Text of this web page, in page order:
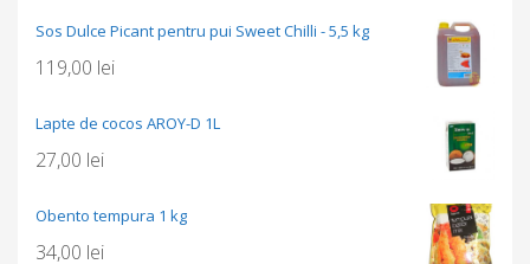
Sos Dulce Picant pentru pui Sweet Chilli - 5,5 kg
119,00 lei
Lapte de cocos AROY-D 1L
27,00 lei
Obento tempura 1 kg
34,00 lei